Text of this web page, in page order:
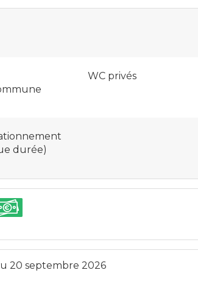
WC privés
durée)
20 septembre 2026